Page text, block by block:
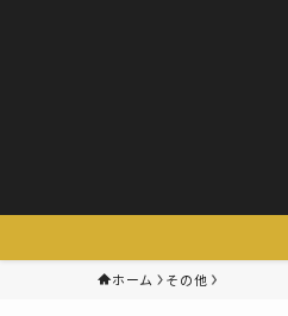
ホーム その他